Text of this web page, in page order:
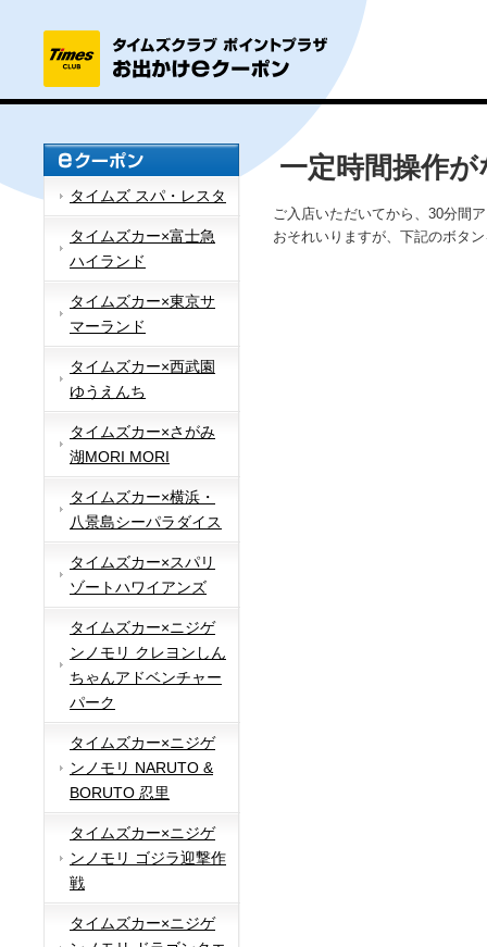
タイムズ スパ・レスタ
タイムズカー×富士急
ハイランド
タイムズカー×東京サ
マーランド
タイムズカー×西武園
ゆうえんち
タイムズカー×さがみ
湖MORI MORI
タイムズカー×横浜・
八景島シーパラダイス
タイムズカー×スパリ
ゾートハワイアンズ
タイムズカー×ニジゲ
ンノモリ クレヨンしん
ちゃんアドベンチャー
パーク
タイムズカー×ニジゲ
ンノモリ NARUTO &
BORUTO 忍里
タイムズカー×ニジゲ
ンノモリ ゴジラ迎撃作
戦
タイムズカー×ニジゲ
一定時間操作
ご入店いただいてから、30分間
おそれいりますが、下記のボタ